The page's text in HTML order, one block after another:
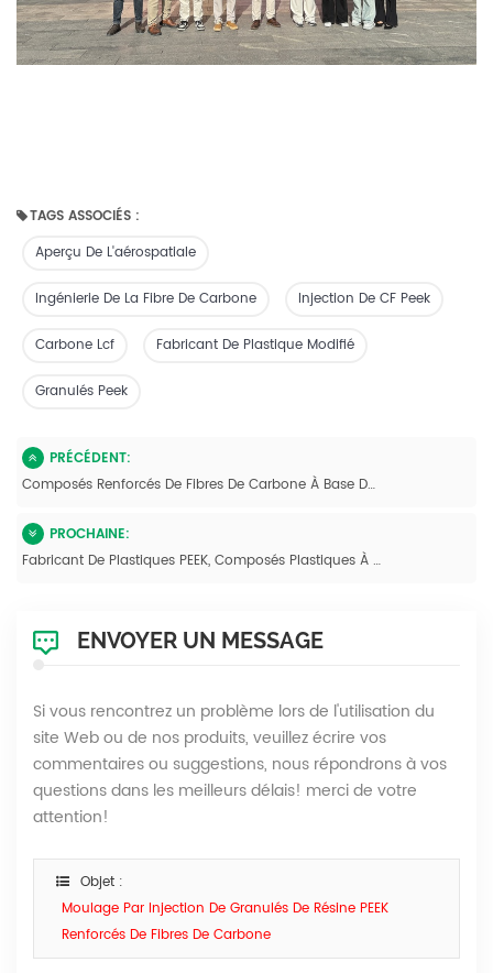
TAGS ASSOCIÉS :
Aperçu De L'aérospatiale
Ingénierie De La Fibre De Carbone Injection De CF Peek
Carbone Lcf Fabricant De Plastique Modifié
Granulés Peek
PRÉCÉDENT:
Composés Renforcés De Fibres De Carbone À Base De Résine Plastique Technique Spéciale PEEK
PROCHAINE:
Fabricant De Plastiques PEEK, Composés Plastiques À Fibres De Carbone Longues
ENVOYER UN MESSAGE
Si vous rencontrez un problème lors de l'utilisation du
site Web ou de nos produits, veuillez écrire vos
commentaires ou suggestions, nous répondrons à vos
questions dans les meilleurs délais! merci de votre
attention!
Objet :
Moulage Par Injection De Granulés De Résine PEEK
Renforcés De Fibres De Carbone